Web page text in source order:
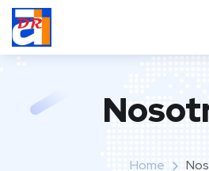
Home